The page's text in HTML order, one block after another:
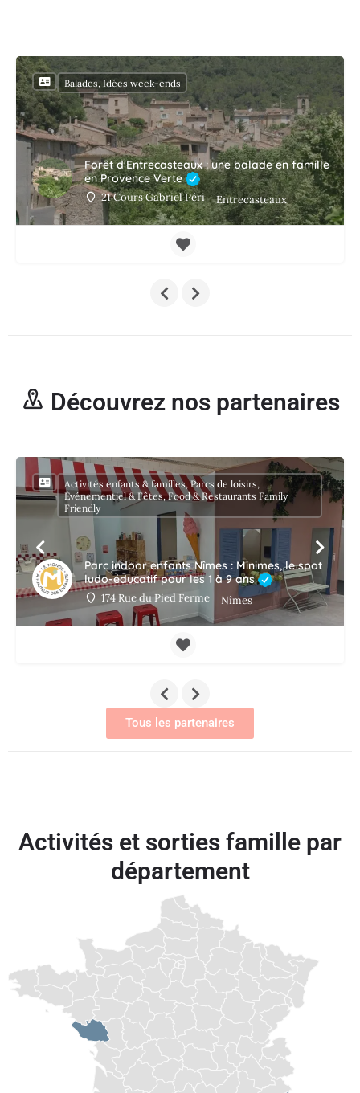
Forêt d'Entrecasteaux : une balade en famille
en Provence Verte
21 Cours Gabriel Péri Entrecasteaux
Balades, Idées week-ends
Découvrez nos partenaires
Parc indoor enfants Nîmes : Minimes, le spot
ludo-éducatif pour les 1 à 9 ans
174 Rue du Pied Ferme Nîmes
Activités enfants & familles, Parcs de loisirs,
Événementiel & Fêtes, Food & Restaurants Family
Friendly
Tous les partenaires
Activités et sorties famille par
département